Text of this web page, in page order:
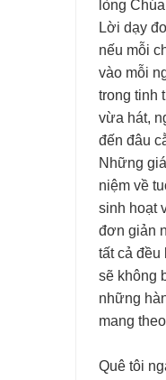
lòng Chúa
Lời dạy
nếu mỗi
vào mỗi
trong tinh
vừa hát,
đến đâu
Những
niệm về
sinh hoạt
đơn giản
tất cả đều
sẽ không
những
mang
Quê tôi